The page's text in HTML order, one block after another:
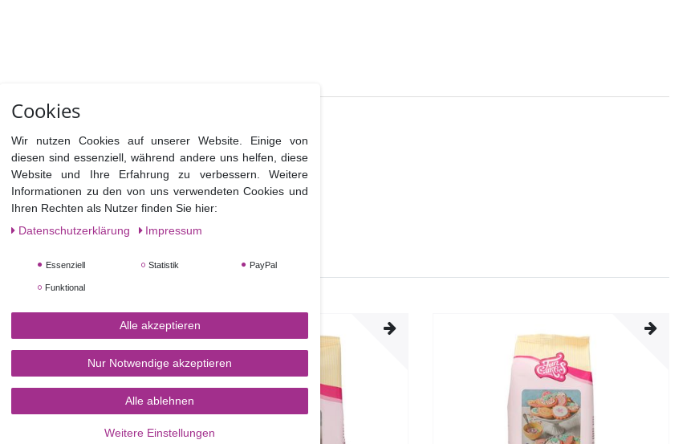
aus beschichteter doppelwandiger Pappe
sich besonders zum Stapeln mehrstöckiger Torten.
TOP-ARTIKEL
Cookies
Wir nutzen Cookies auf unserer Website. Einige von
diesen sind essenziell, während andere uns helfen, diese
Website und Ihre Erfahrung zu verbessern. Weitere
Informationen zu den von uns verwendeten Cookies und
Ihren Rechten als Nutzer finden Sie hier:
Daten­schutz­erklärung
Impressum
Essenziell Statistik PayPal
Funktional
Alle akzeptieren
Nur Notwendige akzeptieren
Alle ablehnen
Weitere Einstellungen